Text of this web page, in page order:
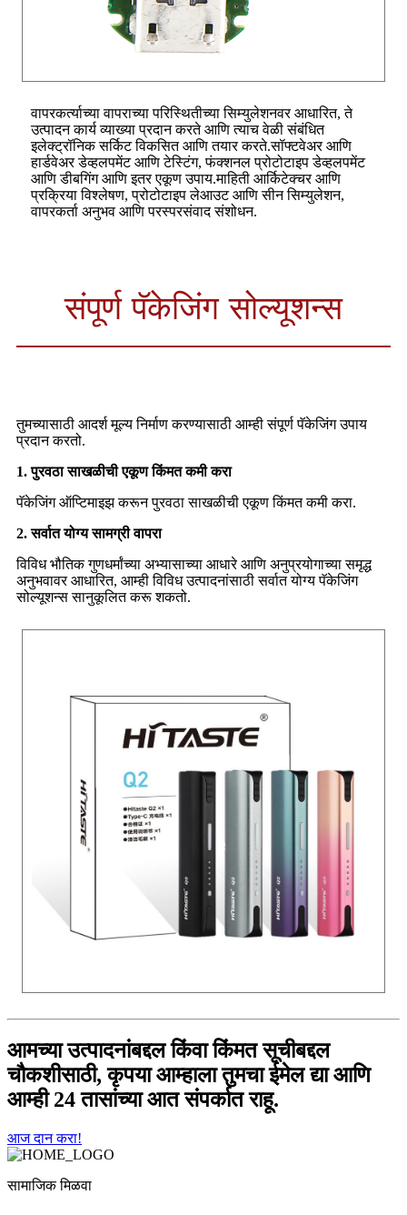
वापरकर्त्याच्या वापराच्या परिस्थितीच्या सिम्युलेशनवर आधारित, ते
उत्पादन कार्य व्याख्या प्रदान करते आणि त्याच वेळी संबंधित
इलेक्ट्रॉनिक सर्किट विकसित आणि तयार करते.सॉफ्टवेअर आणि
हार्डवेअर डेव्हलपमेंट आणि टेस्टिंग, फंक्शनल प्रोटोटाइप डेव्हलपमेंट
आणि डीबगिंग आणि इतर एकूण उपाय.माहिती आर्किटेक्चर आणि
प्रक्रिया विश्लेषण, प्रोटोटाइप लेआउट आणि सीन सिम्युलेशन,
वापरकर्ता अनुभव आणि परस्परसंवाद संशोधन.
संपूर्ण पॅकेजिंग सोल्यूशन्स
तुमच्यासाठी आदर्श मूल्य निर्माण करण्यासाठी आम्ही संपूर्ण पॅकेजिंग उपाय
प्रदान करतो.
1. पुरवठा साखळीची एकूण किंमत कमी करा
पॅकेजिंग ऑप्टिमाइझ करून पुरवठा साखळीची एकूण किंमत कमी करा.
2. सर्वात योग्य सामग्री वापरा
विविध भौतिक गुणधर्मांच्या अभ्यासाच्या आधारे आणि अनुप्रयोगाच्या समृद्ध
अनुभवावर आधारित, आम्ही विविध उत्पादनांसाठी सर्वात योग्य पॅकेजिंग
सोल्यूशन्स सानुकूलित करू शकतो.
आमच्या उत्पादनांबद्दल किंवा किंमत सूचीबद्दल
चौकशीसाठी, कृपया आम्हाला तुमचा ईमेल द्या आणि
आम्ही 24 तासांच्या आत संपर्कात राहू.
आज दान करा!
सामाजिक मिळवा